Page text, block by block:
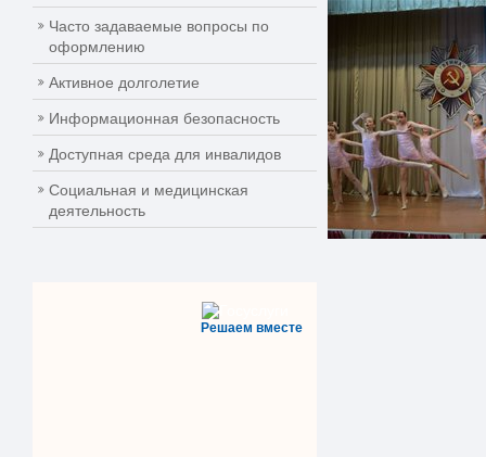
Часто задаваемые вопросы по
оформлению
Активное долголетие
Информационная безопасность
Доступная среда для инвалидов
Социальная и медицинская
деятельность
Решаем вместе